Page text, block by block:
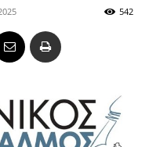
542